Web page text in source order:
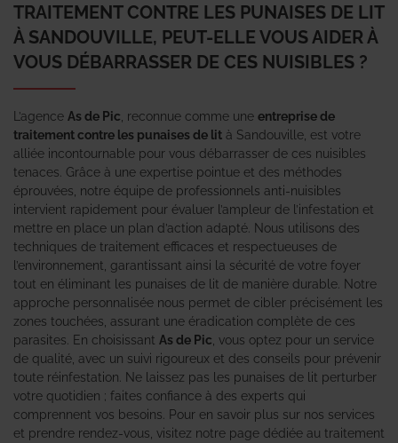
TRAITEMENT CONTRE LES PUNAISES DE LIT
À SANDOUVILLE, PEUT-ELLE VOUS AIDER À
VOUS DÉBARRASSER DE CES NUISIBLES ?
L’agence As de Pic , reconnue comme une entreprise de
traitement contre les punaises de lit à Sandouville, est votre
alliée incontournable pour vous débarrasser de ces nuisibles
tenaces. Grâce à une expertise pointue et des méthodes
éprouvées, notre équipe de professionnels anti-nuisibles
intervient rapidement pour évaluer l’ampleur de l’infestation et
mettre en place un plan d’action adapté. Nous utilisons des
techniques de traitement efficaces et respectueuses de
l’environnement, garantissant ainsi la sécurité de votre foyer
tout en éliminant les punaises de lit de manière durable. Notre
approche personnalisée nous permet de cibler précisément les
zones touchées, assurant une éradication complète de ces
parasites. En choisissant As de Pic , vous optez pour un service
de qualité, avec un suivi rigoureux et des conseils pour prévenir
toute réinfestation. Ne laissez pas les punaises de lit perturber
votre quotidien ; faites confiance à des experts qui
comprennent vos besoins. Pour en savoir plus sur nos services
et prendre rendez-vous, visitez notre page dédiée au traitement